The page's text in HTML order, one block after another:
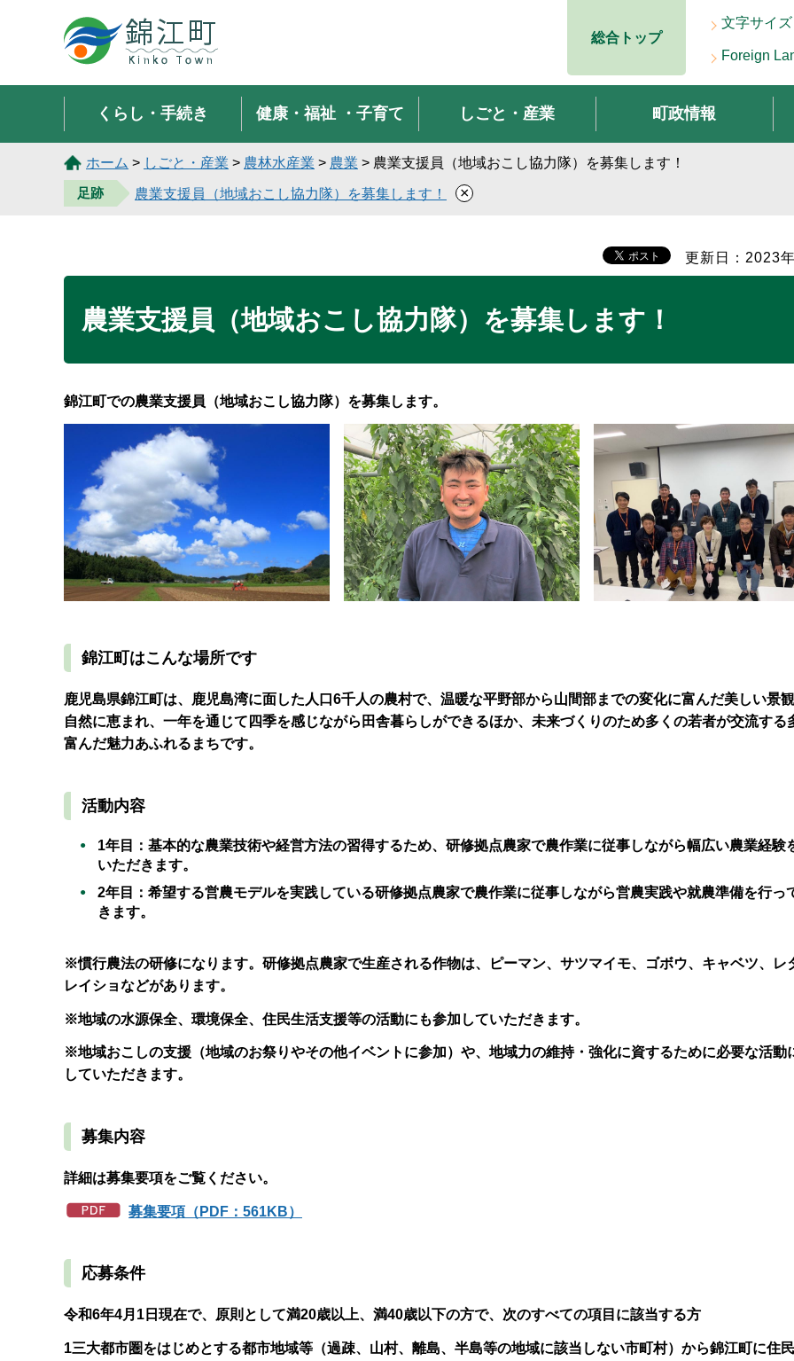
錦江町 Kinko Town
総合トップ
文字サイ
Foreign
くらし・手続き 健康・福祉・子育て しごと・産業 町政情報
ホーム > しごと・産業 > 農林水産業 > 農業 > 農業支援員（地域おこし協力隊）を募集します！
足跡
農業支援員（地域おこし協力隊）を募集します！ ×
更新日：2023
農業支援員（地域おこし協力隊）を募集します！
錦江町での農業支援員（地域おこし協力隊）を募集します。
錦江町はこんな場所です
鹿児島県錦江町は、鹿児島湾に面した人口6千人の農村で、温暖な平野部から山間部までの変化に富んだ美しい景
自然に恵まれ、一年を通じて四季を感じながら田舎暮らしができるほか、未来づくりのため多くの若者が交流する
富んだ魅力あふれるまちです。
活動内容
1年目：基本的な農業技術や経営方法の習得するため、研修拠点農家で農作業に従事しながら幅広い農業経験
いただきます。
2年目：希望する営農モデルを実践している研修拠点農家で農作業に従事しながら営農実践や就農準備を行っ
きます。
※慣行農法の研修になります。研修拠点農家で生産される作物は、ピーマン、サツマイモ、ゴボウ、キャベツ、レ
レイショなどがあります。
※地域の水源保全、環境保全、住民生活支援等の活動にも参加していただきます。
※地域おこしの支援（地域のお祭りやその他イベントに参加）や、地域力の維持・強化に資するために必要な活動
していただきます。
募集内容
詳細は募集要項をご覧ください。
募集要項（PDF：561KB）
応募条件
令和6年4月1日現在で、原則として満20歳以上、満40歳以下の方で、次のすべての項目に該当する方
1三大都市圏をはじめとする都市地域等（過疎、山村、離島、半島等の地域に該当しない市町村）から錦江町に住